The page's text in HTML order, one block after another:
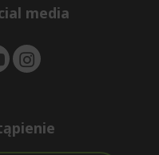
e media